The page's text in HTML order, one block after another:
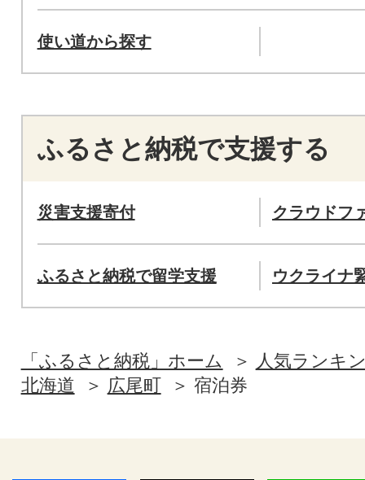
使い道から探す
ふるさと納税で支援する
災害支援寄付 クラウドフ
ふるさと納税で留学支援 ウクライナ
「ふるさと納税」ホーム
人気ランキ
北海道
広尾町 宿泊券